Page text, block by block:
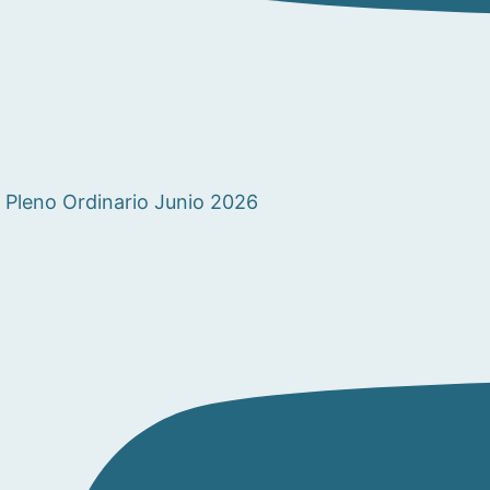
Pleno Ordinario Junio 2026